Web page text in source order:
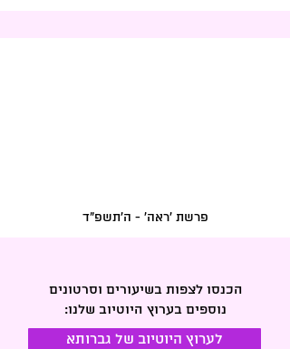
פרשת 'ראה' - ה'תשפ"ד
הכנסו לצפות בשיעורים וסרטונים
נוספים בערוץ היוטיוב שלנו:
לערוץ היוטיוב של גברותא